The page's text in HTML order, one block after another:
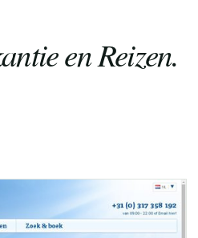
en Reizen.